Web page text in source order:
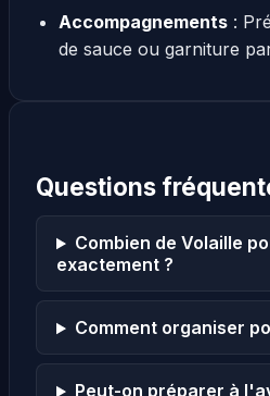
Accompagnements:
de sauce ou garniture
Questions
Combien de Volaille
exactement ?
Comment organiser
Peut-on préparer à